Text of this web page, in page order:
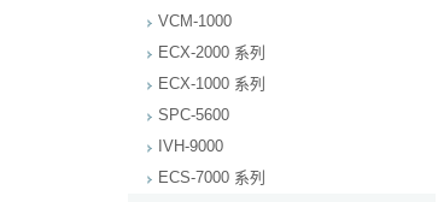
VCM-1000
ECX-2000 系列
ECX-1000 系列
SPC-5600
IVH-9000
ECS-7000 系列